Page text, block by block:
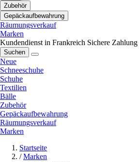
Zubehör
Gepäckaufbewahrung
Räumungsverkauf
Marken
Kundendienst in Frankreich Sichere Zahlung
Suchen
Neue
Schneeschuhe
Schuhe
Textilien
Bälle
Zubehör
Gepäckaufbewahrung
Räumungsverkauf
Marken
Startseite
/ Marken